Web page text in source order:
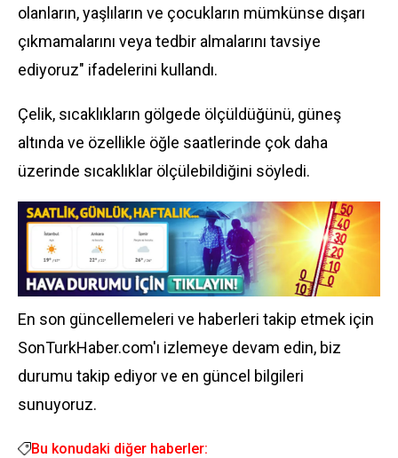
olanların, yaşlıların ve çocukların mümkünse dışarı
çıkmamalarını veya tedbir almalarını tavsiye
ediyoruz" ifadelerini kullandı.
Çelik, sıcaklıkların gölgede ölçüldüğünü, güneş
altında ve özellikle öğle saatlerinde çok daha
üzerinde sıcaklıklar ölçülebildiğini söyledi.
En son güncellemeleri ve haberleri takip etmek için
SonTurkHaber.com'ı izlemeye devam edin, biz
durumu takip ediyor ve en güncel bilgileri
sunuyoruz.
Bu konudaki diğer haberler: